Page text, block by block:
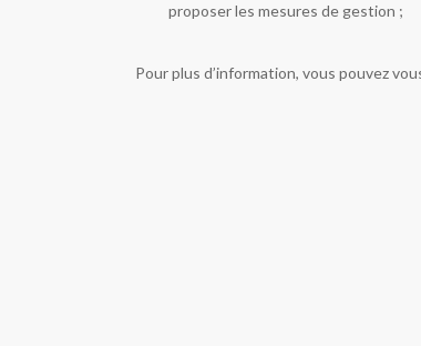
proposer les mesures de gestion ;
Pour plus d’information, vous pouvez